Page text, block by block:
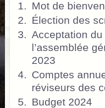
Mot de
Élection des
Acceptation
l’assemblée
2023
Comptes
réviseurs des
Budget 2024